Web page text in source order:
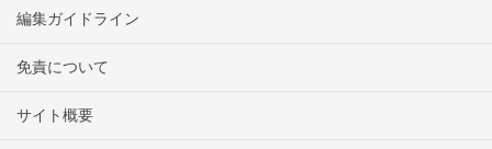
編集ガイドライン
免責について
サイト概要